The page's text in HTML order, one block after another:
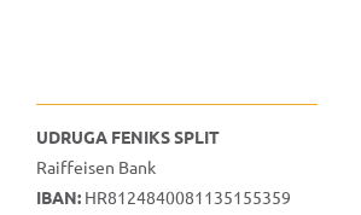
UDRUGA FENIKS SPLIT
Raiffeisen Bank
IBAN:HR8124840081135155359